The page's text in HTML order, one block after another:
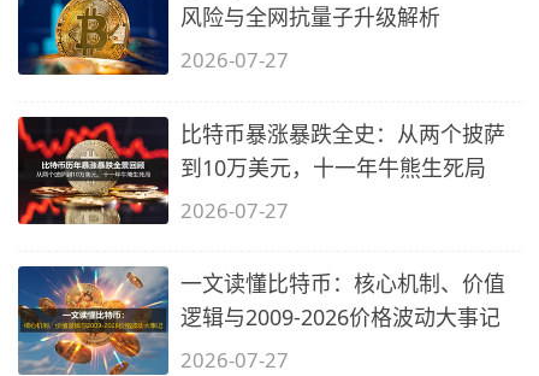
风险与全网抗量子升级解析
2026-07-27
比特币暴涨暴跌全史：从两个披萨
到10万美元，十一年牛熊生死局
2026-07-27
一文读懂比特币：核心机制、价值
逻辑与2009-2026价格波动大事记
2026-07-27